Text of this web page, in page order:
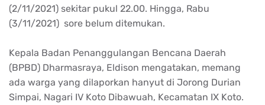
(2/11/2021) sekitar pukul 22.00. Hingga, Rabu
(3/11/2021) sore belum ditemukan.
Kepala Badan Penanggulangan Bencana Daerah
(BPBD) Dharmasraya, Eldison mengatakan, memang
ada warga yang dilaporkan hanyut di Jorong Durian
Simpai, Nagari IV Koto Dibawuah, Kecamatan IX Koto.